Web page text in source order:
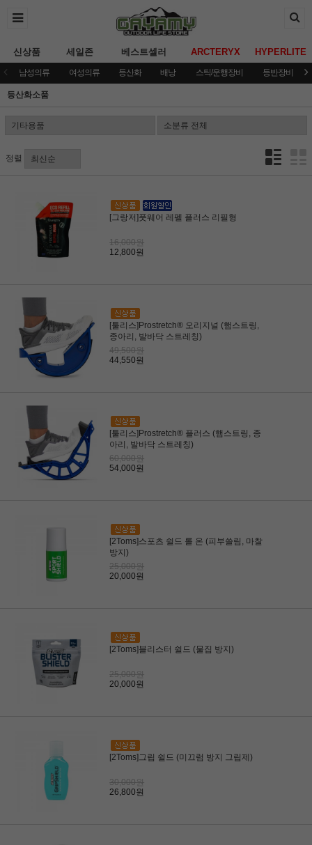
신상품 세일존 베스트셀러 ARCTERYX HYPERLITE
남성의류 여성의류 등산화 배낭 스틱/운행장비 등반장비
등산화소품
정렬
[그랑저]풋웨어 레펠 플러스 리필형
16,000원
12,800원
[툴리스]Prostretch® 오리지널 (햄스트링,
종아리, 발바닥 스트레칭)
49,500원
44,550원
[툴리스]Prostretch® 플러스 (햄스트링, 종
아리, 발바닥 스트레칭)
60,000원
54,000원
[2Toms]스포츠 쉴드 롤 온 (피부쓸림, 마찰
방지)
25,000원
20,000원
[2Toms]블리스터 쉴드 (물집 방지)
25,000원
20,000원
[2Toms]그립 쉴드 (미끄럼 방지 그립제)
30,000원
26,800원